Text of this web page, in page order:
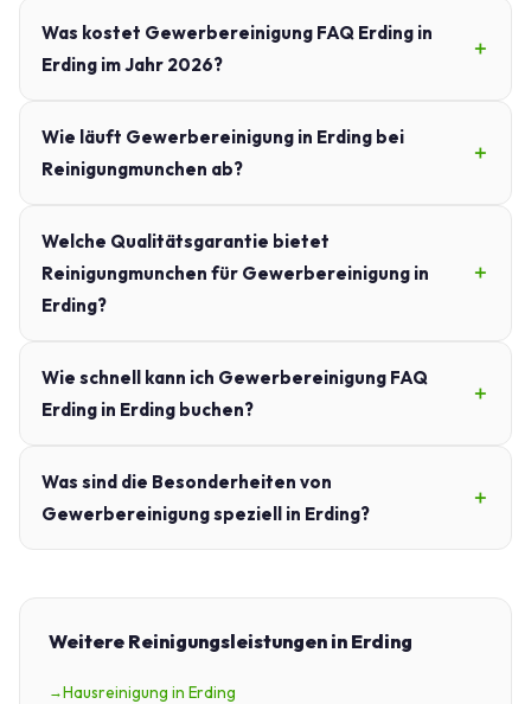
Was kostet Gewerbereinigung FAQ Erding in
Erding im Jahr 2026?
Wie läuft Gewerbereinigung in Erding bei
Reinigungmunchen ab?
Welche Qualitätsgarantie bietet
Reinigungmunchen für Gewerbereinigung in
Erding?
Wie schnell kann ich Gewerbereinigung FAQ
Erding in Erding buchen?
Was sind die Besonderheiten von
Gewerbereinigung speziell in Erding?
Weitere Reinigungsleistungen in Erding
Hausreinigung in Erding